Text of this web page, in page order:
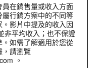
在銷售量或收入方面
行銷方案中的不同等
影片中提及的收入因
非平均收入；也不保證
如需了解適用於您從
，請瀏覽
。
3:27
優質營養素、幫助消化，幫助您的體